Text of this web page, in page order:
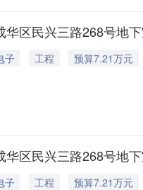
华区民兴三路268号地
子 工程
预算7.21万元
华区民兴三路268号地
子 工程
预算7.21万元